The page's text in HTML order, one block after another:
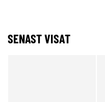
SENAST VISAT